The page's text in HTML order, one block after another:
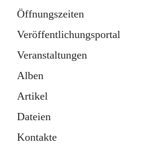
Öffnungszeiten
Veröffentlichungsportal
Veranstaltungen
Alben
Artikel
Dateien
Kontakte